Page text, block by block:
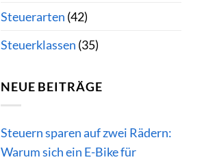
Steuerarten (42)
Steuerklassen (35)
NEUE BEITRÄGE
Steuern sparen auf zwei Rädern:
Warum sich ein E-Bike für